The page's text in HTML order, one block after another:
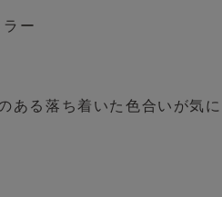
ー
ある落ち着いた色合いが気